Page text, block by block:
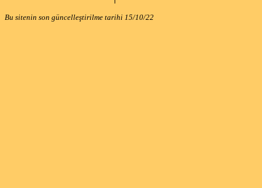
Bu sitenin son güncelleştirilme tarihi 15/10/22